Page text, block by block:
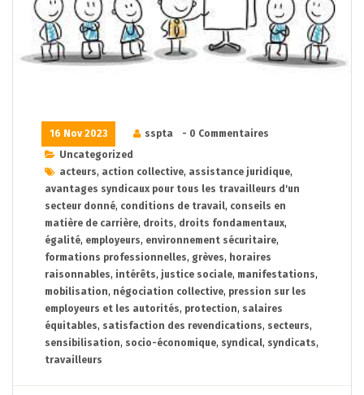
16 Nov 2023 sspta
- 0 Commentaires
Uncategorized
acteurs, action collective, assistance juridique,
avantages syndicaux pour tous les travailleurs d'un
secteur donné, conditions de travail, conseils en
matière de carrière, droits, droits fondamentaux,
égalité, employeurs, environnement sécuritaire,
formations professionnelles, grèves, horaires
raisonnables, intérêts, justice sociale, manifestations,
mobilisation, négociation collective, pression sur les
employeurs et les autorités, protection, salaires
équitables, satisfaction des revendications, secteurs,
sensibilisation, socio-économique, syndical, syndicats,
travailleurs